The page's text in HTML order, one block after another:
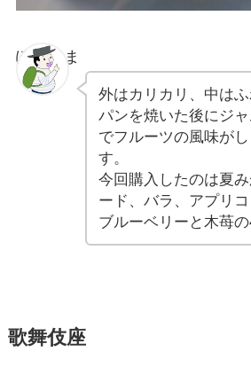
ぽちゃま
外はカリカリ、中はふ
パンを焼いた後にジ
でフルーツの風味が
す。
今回購入したのは夏
ード、バラ、アプリ
ブルーベリーと木苺の
歌舞伎座